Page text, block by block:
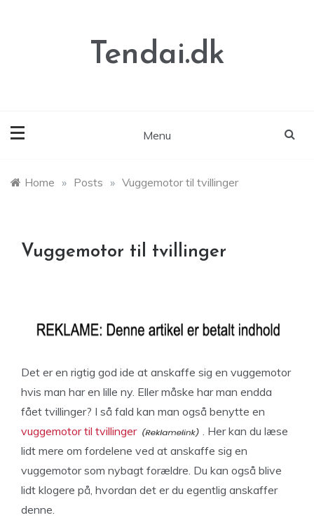
Tendai.dk
Menu
Home » Posts » Vuggemotor til tvillinger
Vuggemotor til tvillinger
Det er en rigtig god ide at anskaffe sig en vuggemotor
hvis man har en lille ny. Eller måske har man endda
fået tvillinger? I så fald kan man også benytte en
vuggemotor til tvillinger
. Her kan du læse
lidt mere om fordelene ved at anskaffe sig en
vuggemotor som nybagt forældre. Du kan også blive
lidt klogere på, hvordan det er du egentlig anskaffer
denne.